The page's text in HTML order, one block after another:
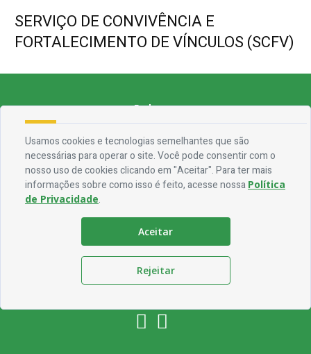
SERVIÇO DE CONVIVÊNCIA E
FORTALECIMENTO DE VÍNCULOS (SCFV)
Endereço
Contato
Telefone:(83) 3563-1075
Email:
Horário De Funcionamento
Expediente:De segunda à sexta, das 08h às 13h
Usamos cookies e tecnologias semelhantes que são
necessárias para operar o site. Você pode consentir com o
nosso uso de cookies clicando em "Aceitar". Para ter mais
informações sobre como isso é feito, acesse nossa Política
de Privacidade.
Aceitar
Rejeitar